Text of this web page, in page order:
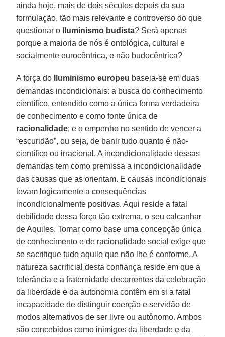
ainda hoje, mais de dois séculos depois da sua
formulação, tão mais relevante e controverso do que
questionar o
Iluminismo budista? Será apenas
porque a maioria de nós é ontológica, cultural e
socialmente eurocêntrica, e não budocêntrica?
A força do Iluminismo europeu baseia-se em duas
demandas incondicionais: a busca do conhecimento
científico, entendido como a única forma verdadeira
de conhecimento e como fonte única de
racionalidade; e o empenho no sentido de vencer a
“escuridão”, ou seja, de banir tudo quanto é não-
científico ou irracional. A incondicionalidade dessas
demandas tem como premissa a incondicionalidade
das causas que as orientam. E causas incondicionais
levam logicamente a consequências
incondicionalmente positivas. Aqui reside a fatal
debilidade dessa força tão extrema, o seu calcanhar
de Aquiles. Tomar como base uma concepção única
de conhecimento e de racionalidade social exige que
se sacrifique tudo aquilo que não lhe é conforme. A
natureza sacrificial desta confiança reside em que a
tolerância e a fraternidade decorrentes da celebração
da liberdade e da autonomia contêm em si a fatal
incapacidade de distinguir coerção e servidão de
modos alternativos de ser livre ou autônomo. Ambos
são concebidos como inimigos da liberdade e da